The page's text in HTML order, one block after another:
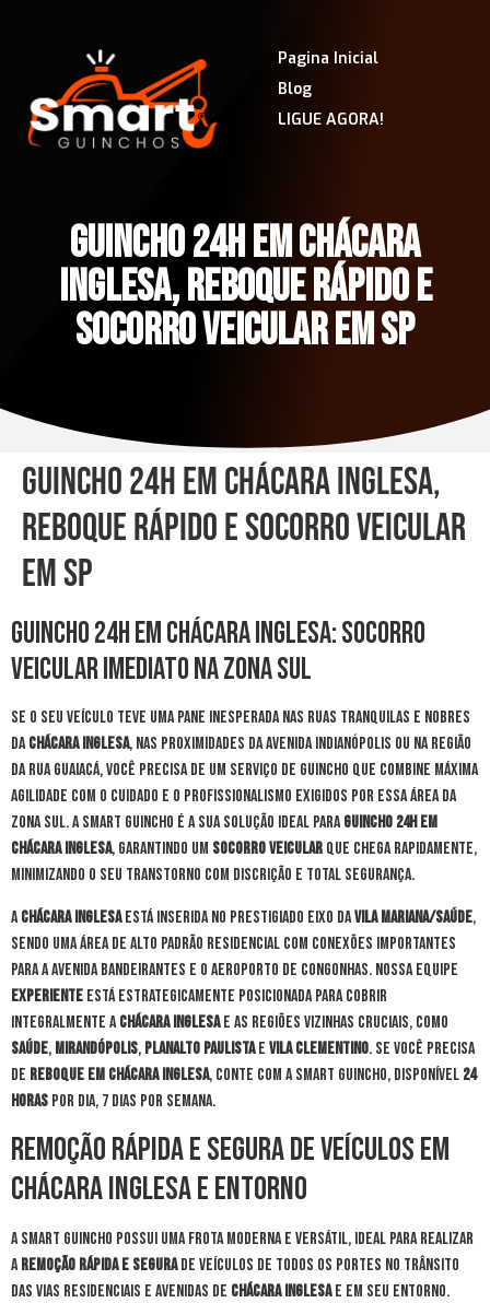
Pagina Inicial
Blog
LIGUE AGORA!
GUINCHO 24H EM CHÁCARA
INGLESA, REBOQUE RÁPIDO E
SOCORRO VEICULAR EM SP
Guincho 24h em Chácara Inglesa,
Reboque Rápido e Socorro Veicular
em SP
Guincho 24h em Chácara Inglesa: Socorro
Veicular Imediato na Zona Sul
Se o seu veículo teve uma pane inesperada nas ruas tranquilas e nobres
daChácara Inglesa, nas proximidades da Avenida Indianópolis ou na região
da Rua Guaiacá, você precisa de um serviço de guincho que combine máxima
agilidade com o cuidado e o profissionalismo exigidos por essa área da
Zona Sul. A Smart Guincho é a sua solução ideal paraguincho 24h em
Chácara Inglesa, garantindo um socorro veicular que chega rapidamente,
minimizando o seu transtorno com discrição e total segurança.
AChácara Inglesaestá inserida no prestigiado eixo daVila Mariana/Saúde,
sendo uma área de alto padrão residencial com conexões importantes
para a Avenida Bandeirantes e o aeroporto de Congonhas. Nossa equipe
experiente está estrategicamente posicionada para cobrir
integralmente aChácara Inglesae as regiões vizinhas cruciais, como
Saúde, Mirandópolis, Planalto Paulistae Vila Clementino. Se você precisa
de reboque em Chácara Inglesa, conte com a Smart Guincho, disponível 24
horas por dia, 7 dias por semana.
Remoção Rápida e Segura de Veículos em
Chácara Inglesa e Entorno
A Smart Guincho possui uma frota moderna e versátil, ideal para realizar
aremoção rápida e segurade veículos de todos os portes no trânsito
das vias residenciais e avenidas de Chácara Inglesae em seu entorno.